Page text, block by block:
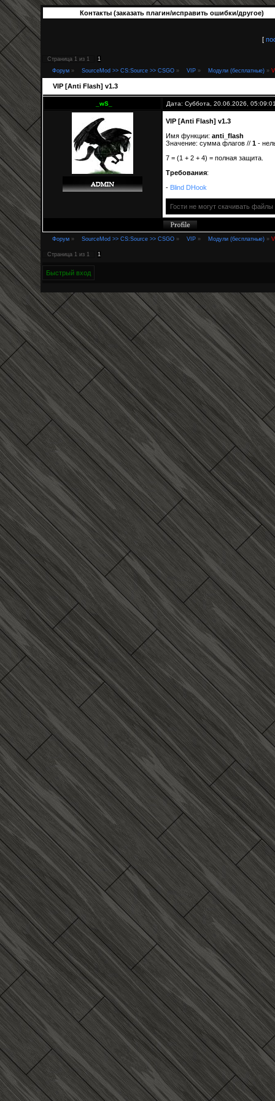
Контакты (заказать плагин/исправить ошибки/другое)
[
Страница 1 из 1
1
Форум » SourceMod >> CS:Source >> CSGO » VIP » Модули (бесплатные) »
VIP [Anti Flash] v1.3
_wS_ Дата: Суббота, 20.06.2026,
VIP [Anti Flash] v1.3
Имя функции: anti_flash
Значение: сумма флагов // 1 -
7 = (1 + 2 + 4) = полная защита.
Требования:
- Blind DHook
Гости не могут скачивать файлы
Форум » SourceMod >> CS:Source >> CSGO » VIP » Модули (бесплатные) »
Страница 1 из 1 1